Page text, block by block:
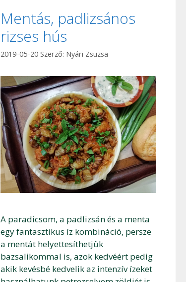
Mentás, padlizsános
rizses hús
2019-05-20 Szerző: Nyári Zsuzsa
A paradicsom, a padlizsán és a menta
egy fantasztikus íz kombináció, persze
a mentát helyettesíthetjük
bazsalikommal is, azok kedvéért pedig
akik kevésbé kedvelik az intenzív ízeket